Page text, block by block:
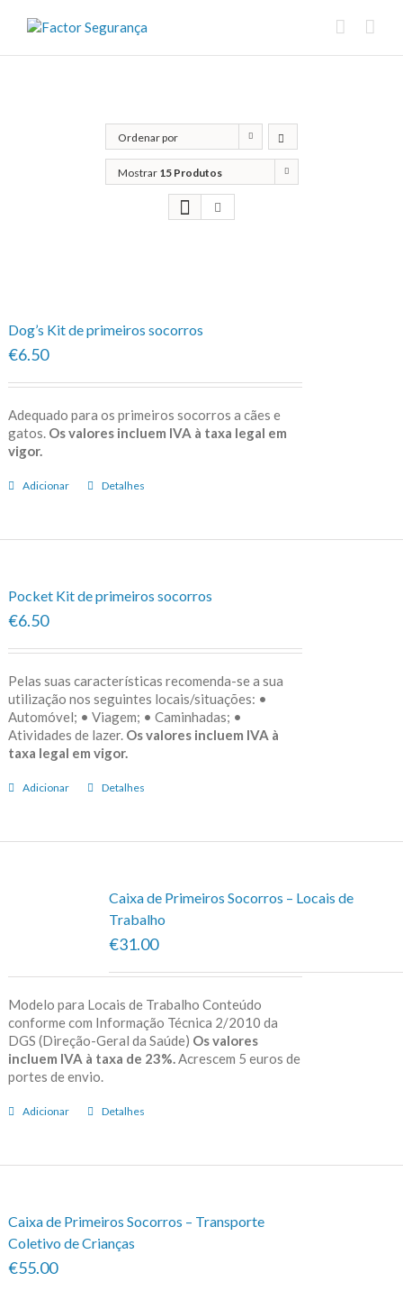
Ordenar por
Classificação
Mostrar 15 Produtos
Dog’s Kit de primeiros socorros
€6.50
Adequado para os primeiros socorros a cães e
gatos. Os valores incluem IVA à taxa legal em
vigor.
Adicionar Detalhes
Pocket Kit de primeiros socorros
€6.50
Pelas suas características recomenda-se a sua
utilização nos seguintes locais/situações: •
Automóvel; • Viagem; • Caminhadas; •
Atividades de lazer. Os valores incluem IVA à
taxa legal em vigor.
Adicionar Detalhes
Caixa de Primeiros Socorros – Locais de
Trabalho
€31.00
Modelo para Locais de Trabalho Conteúdo
conforme com Informação Técnica 2/2010 da
DGS (Direção-Geral da Saúde) Os valores
incluem IVA à taxa de 23%.Acrescem 5 euros de
portes de envio.
Adicionar Detalhes
Caixa de Primeiros Socorros – Transporte
Coletivo de Crianças
€55.00